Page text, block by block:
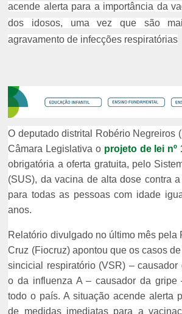
acende alerta para a importância da
dos idosos, uma vez que são
agravamento de infecções respiratórias
O deputado distrital Robério Negreiros
Câmara Legislativa o projeto de lei nº
obrigatória a oferta gratuita, pelo
(SUS), da vacina de alta dose contra
para todas as pessoas com idade
anos.
Relatório divulgado no último mês pela
Cruz (Fiocruz) apontou que os casos
sincicial respiratório (VSR) –
o da influenza A – causador da gripe
todo o país. A situação acende alerta
de medidas imediatas para a